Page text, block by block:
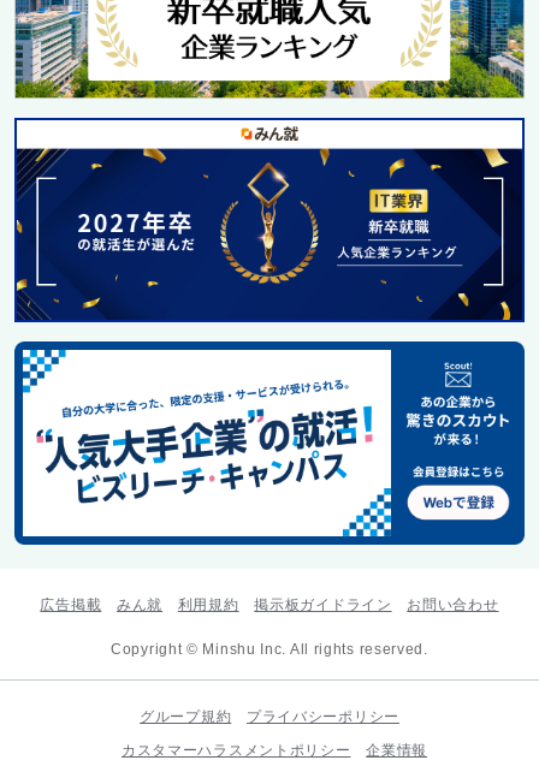
広告掲載 みん就 利用規約 掲示板ガイドライン お問い合わせ
Copyright © Minshu Inc. All rights reserved.
グループ規約
プライバシーポリシー
カスタマーハラスメントポリシー
企業情報